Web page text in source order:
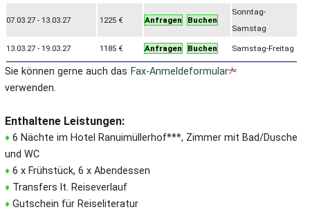
07.03.27 - 13.03.27 1225 € Anfragen Buchen
Sonntag-
Samstag
13.03.27 - 19.03.27 1185 € Anfragen Buchen Samstag-Freitag
Sie können gerne auch das Fax-Anmeldeformular
verwenden.
Enthaltene Leistungen:
♦6 Nächte im Hotel Ranuimüllerhof***, Zimmer mit Bad/Dusche
und WC
♦6 x Frühstück, 6 x Abendessen
♦Transfers lt. Reiseverlauf
♦Gutschein für Reiseliteratur